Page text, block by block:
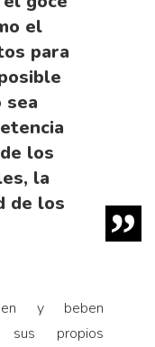
el
para
sea
los
la
de los
y beben
sus propios